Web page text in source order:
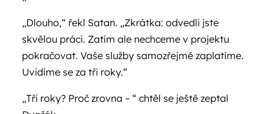
„Dlouho,“ řekl Satan. „Zkrátka: odvedli jste
skvělou práci. Zatím ale nechceme v projektu
pokračovat. Vaše služby samozřejmě zaplatíme.
Uvidíme se za tři roky.“
„Tři roky? Proč zrovna – “ chtěl se ještě zeptal